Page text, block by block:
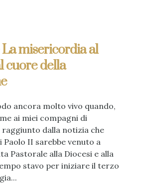
misericordia al
cuore della
ancora molto vivo quando,
ai miei compagni di
raggiunto dalla notizia che
Paolo II sarebbe venuto a
Pastorale alla Diocesi e alla
stavo per iniziare il terzo